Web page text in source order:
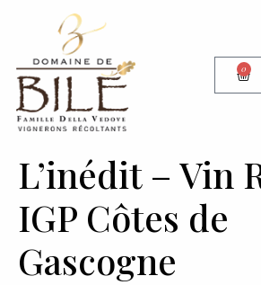
0
L’inédit – Vin
IGP Côtes de
Gascogne